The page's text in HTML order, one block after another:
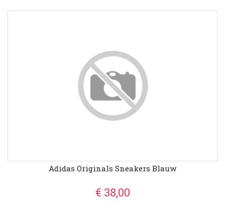
Adidas Originals Sneakers Blauw
€ 38,00